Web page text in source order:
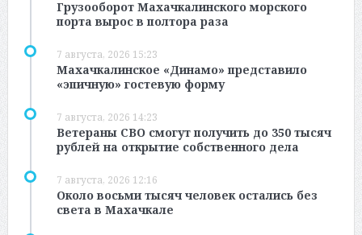
Грузооборот Махачкалинского морского
порта вырос в полтора раза
7 августа, 2026 15:23
Махачкалинское «Динамо» представило
«эпичную» гостевую форму
7 августа, 2026 14:23
Ветераны СВО смогут получить до 350 тысяч
рублей на открытие собственного дела
7 августа, 2026 12:16
Около восьми тысяч человек остались без
света в Махачкале